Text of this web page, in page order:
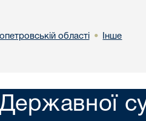
областi • Інше